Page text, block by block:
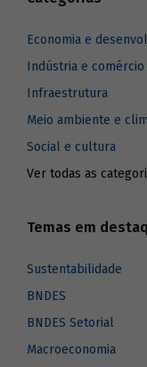
Economia e
Indústria e
Infraestrutura
Meio ambiente e
Social e cultura
Ver todas as
Temas em
Sustentabilidade
BNDES
BNDES Setorial
Macroeconomia